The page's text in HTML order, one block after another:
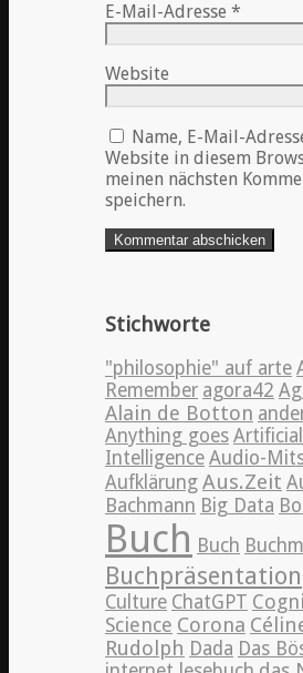
E-Mail-Adresse *
Website
Name, E-Mail-
Website in diesem
meinen nächsten
speichern.
Stichworte
"philosophie" auf arte
Remember agora42
Alain de Botton
Anything goes Artificial
Intelligence Audio-
Aufklärung Aus.Zeit
Bachmann Big Data
Buch Buch
Buchpräsentation
Culture ChatGPT
Science Corona
Rudolph Dada Das